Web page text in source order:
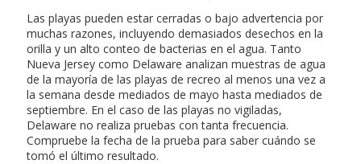
Las playas pueden estar cerradas o bajo advertencia por
muchas razones, incluyendo demasiados desechos en la
orilla y un alto conteo de bacterias en el agua. Tanto
Nueva Jersey como Delaware analizan muestras de agua
de la mayoría de las playas de recreo al menos una vez a
la semana desde mediados de mayo hasta mediados de
septiembre. En el caso de las playas no vigiladas,
Delaware no realiza pruebas con tanta frecuencia.
Compruebe la fecha de la prueba para saber cuándo se
tomó el último resultado.